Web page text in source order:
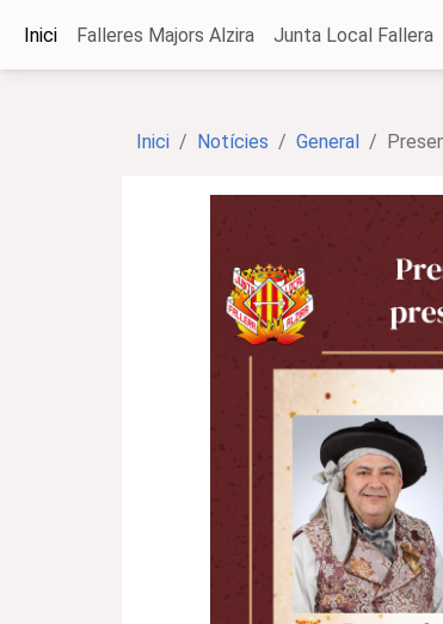
Inici Falleres Majors Alzira Junta Local Fallera
Inici Notícies General